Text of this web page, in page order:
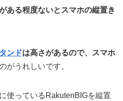
ある程度ないとスマホの縦置き
ンドは高さがあるので、スマホ
がうれしいです。
使っているRakutenBIGを縦置